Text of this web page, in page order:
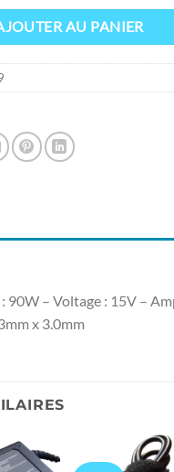
:
€.
est :
16,90 €.AU PANIER
90W – Voltage : 15V –
x 3.0mm